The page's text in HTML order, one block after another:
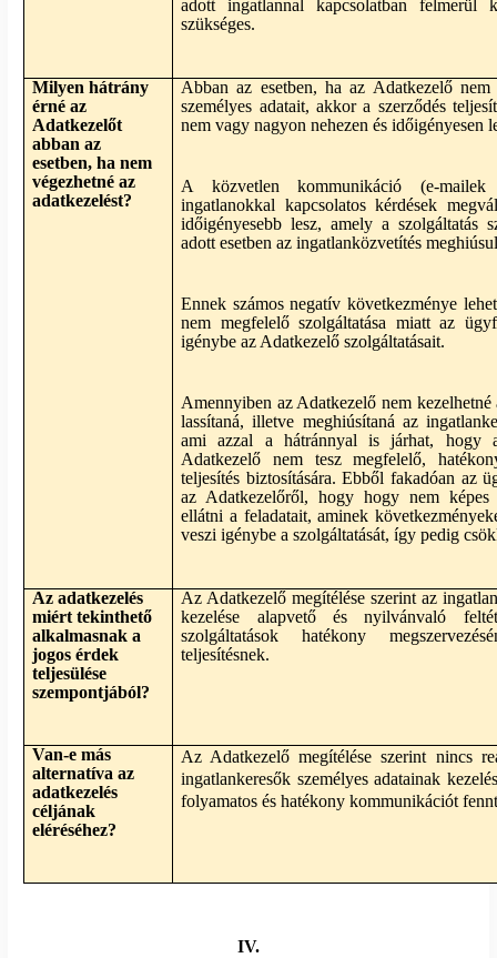
adott ingatlannal kapcsolatban felmerül
szükséges.
Milyen hátrány
érné az
Adatkezelőt
abban az
esetben, ha nem
végezhetné az
adatkezelést?
Abban az esetben, ha az Adatkezelő nem
személyes adatait, akkor a szerződés
nem vagy nagyon nehezen és időigényesen
A közvetlen kommunikáció (e-
ingatlanokkal kapcsolatos kérdések
időigényesebb lesz, amely a szolgáltatás
adott esetben az ingatlanközvetítés
Ennek számos negatív következménye
nem megfelelő szolgáltatása miatt az
igénybe az Adatkezelő szolgáltatásait.
Amennyiben az Adatkezelő nem kezelhetné
lassítaná, illetve meghiúsítaná az
ami azzal a hátránnyal is járhat, hogy
Adatkezelő nem tesz megfelelő,
teljesítés biztosítására. Ebből fakadóan az
az Adatkezelőről, hogy hogy nem képes
ellátni a feladatait, aminek
veszi igénybe a szolgáltatását, így pedig
Az adatkezelés
miért tekinthető
alkalmasnak a
jogos érdek
teljesülése
szempontjából?
Az Adatkezelő megítélése szerint az
kezelése alapvető és nyilvánvaló
szolgáltatások hatékony
teljesítésnek.
Van-e más
alternatíva az
adatkezelés
céljának
eléréséhez?
Az Adatkezelő megítélése szerint nincs
ingatlankeresők személyes adatainak
folyamatos és hatékony kommunikációt
IV.